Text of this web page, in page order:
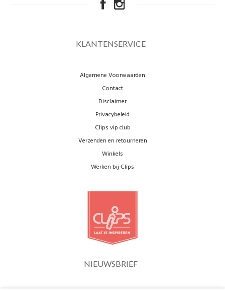
KLANTENSERVICE
Algemene Voorwaarden
Contact
Disclaimer
Privacybeleid
Clips vip club
Verzenden en retourneren
Winkels
Werken bij Clips
NIEUWSBRIEF